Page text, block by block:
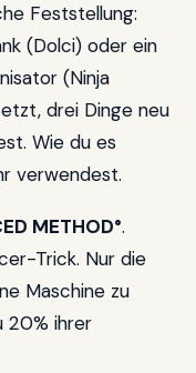
Feststellung:
(Dolci) oder ein
(Ninja
drei Dinge neu
Wie du es
verwendest.
METHOD°.
Trick. Nur die
Maschine zu
20% ihrer